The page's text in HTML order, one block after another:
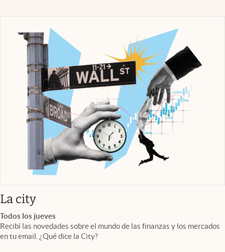
La cityabre en nueva pestaña
Todos los jueves
Recibí las novedades sobre el mundo de las finanzas y los mercados
en tu email. ¿Qué dice la City?